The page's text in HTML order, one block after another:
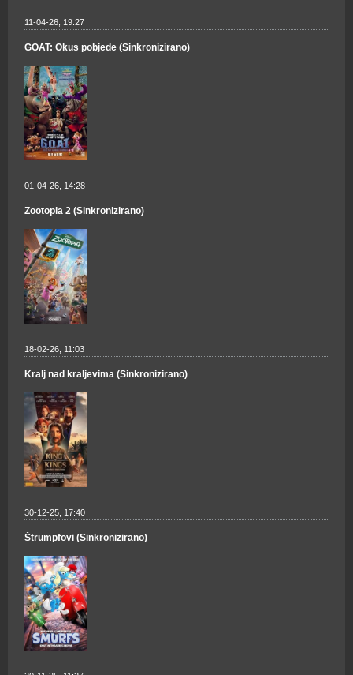
11-04-26, 19:27
GOAT: Okus pobjede (Sinkronizirano)
01-04-26, 14:28
Zootopia 2 (Sinkronizirano)
18-02-26, 11:03
Kralj nad kraljevima (Sinkronizirano)
30-12-25, 17:40
Štrumpfovi (Sinkronizirano)